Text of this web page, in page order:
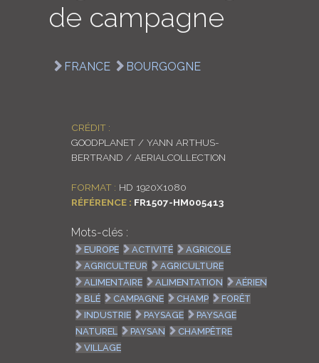
ENGLISH
de campagne
FRANCE BOURGOGNE
CRÉDIT :
GOODPLANET / YANN ARTHUS-
BERTRAND / AERIALCOLLECTION
FORMAT : HD 1920X1080
RÉFÉRENCE : FR1507-HM005413
Mots-clés :
EUROPE ACTIVITÉ
AGRICOLE
AGRICULTEUR
AGRICULTURE
ALIMENTAIRE
ALIMENTATION
AÉRIEN
BLÉ
CAMPAGNE CHAMP
FORÊT
INDUSTRIE
PAYSAGE
PAYSAGE
NATUREL
PAYSAN
CHAMPÊTRE
VILLAGE